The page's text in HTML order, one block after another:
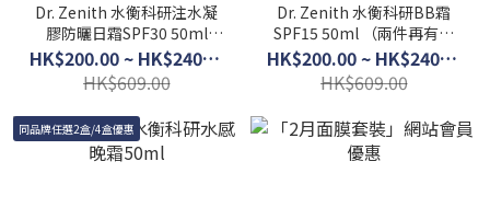
Dr. Zenith 水衡科研注水凝
膠防曬日霜SPF30 50ml
（兩件再有優惠價，於結帳
時自動顯示)
HK$200.00 ~ HK$240.00
HK$609.00
Dr. Zenith 水衡科研BB霜
SPF15 50ml （兩件再有優
惠價，於結帳時自動顯示)HK$200.00 ~ HK$240.00
HK$609.00
同品牌任選2盒/4盒優惠